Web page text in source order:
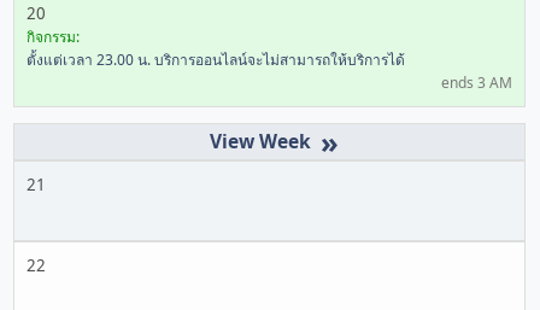
20
กิจกรรม:
ตั้งแต่เวลา 23.00 น. บริการออนไลน์จะไม่สามารถให้บริการได้
ends 3 AM
»
21
22